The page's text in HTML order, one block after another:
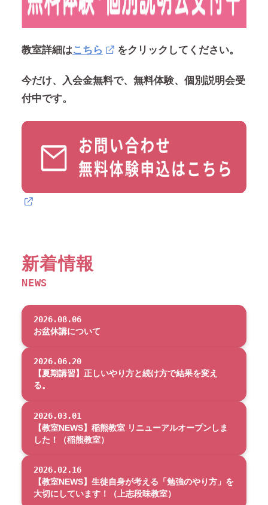
教室詳細はこちら をクリックしてください。
今だけ、入会金無料で、無料体験、個別説明会受
付中です。
新着情報
NEWS
2026.08.06
お盆休講について
2026.06.20
【夏期講習】正しいやり方と続け方で結果を変え
る。
2026.03.01
【教室NEWS】稲熊教室 リニューアルオープンしま
した！（稲熊教室）
2026.02.16
【教室NEWS】生徒自身が考える「勉強のやり方」を
大切にしています！（上志段味教室）